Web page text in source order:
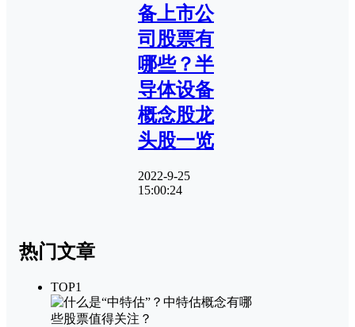
备上市公
司股票有
哪些？半
导体设备
概念股龙
头股一览
2022-9-25
15:00:24
热门文章
TOP1